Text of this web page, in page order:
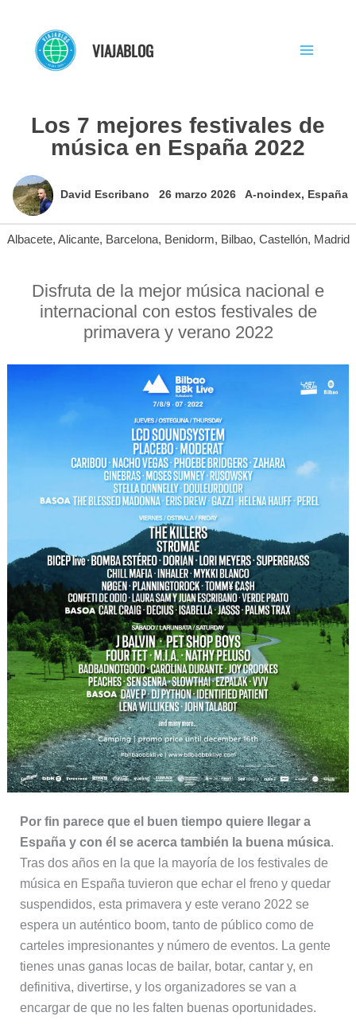
contenido
VIAJABLOG
Los 7 mejores festivales de
música en España 2022
David Escribano 26 marzo 2026 A-noindex, España
Albacete, Alicante, Barcelona, Benidorm, Bilbao, Castellón, Madrid
Disfruta de la mejor música nacional e
internacional con estos festivales de
primavera y verano 2022
Por fin parece que el buen tiempo quiere llegar a
España y con él se acerca también la buena música.
Tras dos años en la que la mayoría de los festivales de
música en España tuvieron que echar el freno y quedar
suspendidos, esta primavera y este verano 2022 se
espera un auténtico boom, tanto de público como de
carteles impresionantes y número de eventos. La gente
tienes unas ganas locas de bailar, botar, cantar y, en
definitiva, divertirse, y los organizadores se van a
encargar de que no les falten buenas oportunidades.